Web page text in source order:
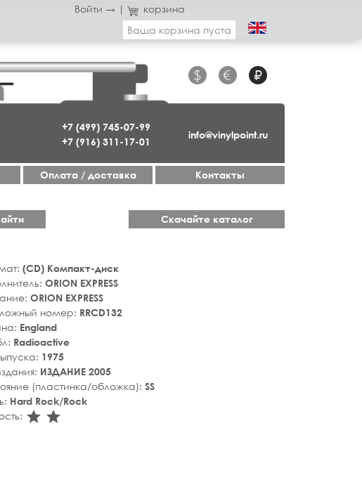
Войти → |
корзина
Ваша корзина пуста
+7 (499) 745-07-99
+7 (916) 311-17-01
$ € ₽
info@vinylpoint.ru
Оплата / доставка Контакты
Скачайте каталог
(CD) Компакт-диск
ORION EXPRESS
ORION EXPRESS
номер: RRCD132
England
Radioactive
1975
ИЗДАНИЕ 2005
(пластинка/обложка): SS
Hard Rock/Rock
star_rate
star_rate